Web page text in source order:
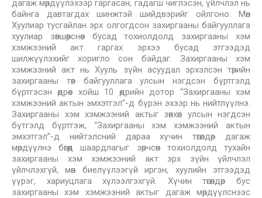
дагаж мөрдүүлэхээр гаргасан, гадагш чиглэсэн, үйлчлэл нь
байнга давтагдах шинжтэй шийдвэрийг ойлгоно. Мөн
Хуулиар тусгайлан эрх олгогдсон захиргааны байгууллага
хуулиар зөвшөөрснөөс бусад тохиолдолд захиргааны хэм
хэмжээний акт гаргах эрхээ бусад этгээдэд
шилжүүлэхийг хоригло сон байдаг. Захиргааны хэм
хэмжээний акт нь Хууль зүйн асуудал эрхэлсэн төрийн
захиргааны төв байгууллага улсын нэгдсэн бүртгэлд
бүртгэсэн өдрөөс хойш 10 өдрийн дотор “Захиргааны хэм
хэмжээний актын эмхэтгэл”-д бүрэн эхээр нь нийтлүүлнэ.
Захиргааны хэм хэмжээний актыг зөвхөн улсын нэгдсэн
бүтгэлд бүртгэж, “Захиргааны хэм хэмжээний актын
эмхэтгэл”-д нийтэлсний дараа хүчин төгөлдөр дагаж
мөрдүүлнэ бөгөөд шаардлагыг зөрчсөн тохиолдолд тухайн
захиргааны хэм хэмжээний акт эрх зүйн үйлчлэл
үйлчлэхгүй, мөн биелүүлээгүй иргэн, хуулийн этгээдэд
үүрэг, хариуцлага хүлээлгэхгүй. Хүчин төгөлдөр бус
захиргааны хэм хэмжээний актыг дагаж мөрдүүлснээс